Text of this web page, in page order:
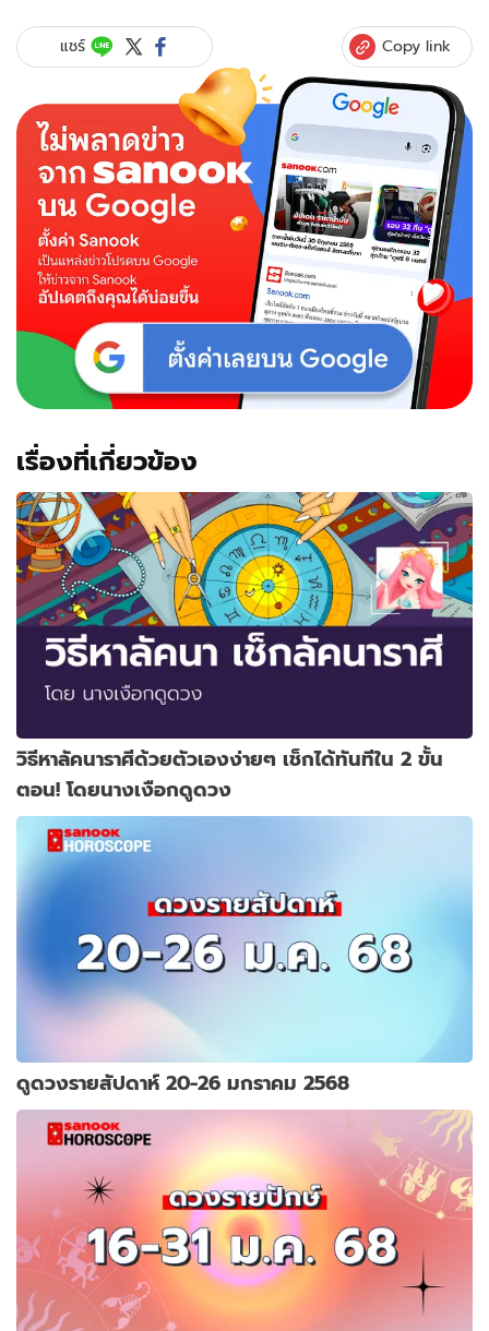
แชร์ Copy link
เรื่องที่เกี่ยวข้อง
วิธีหาลัคนาราศีด้วยตัวเองง่ายๆ เช็กได้ทันทีใน 2 ขั้น
ตอน! โดยนางเงือกดูดวง
ดูดวงรายสัปดาห์ 20-26 มกราคม 2568